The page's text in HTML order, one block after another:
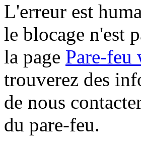
L'erreur est
le blocage n'est
la page Pare-feu
trouverez des
de nous
du pare-feu.